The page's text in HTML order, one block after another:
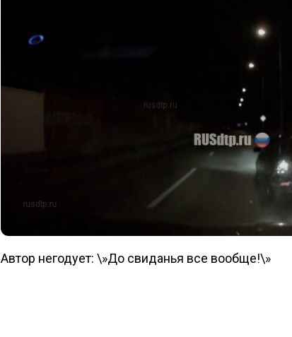
Автор негодует: \»До свиданья все вообще!\»